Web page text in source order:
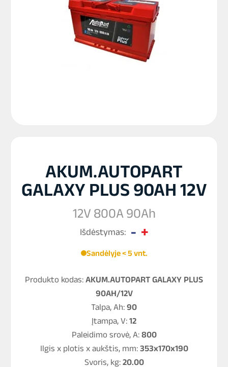
AKUM.AUTOPART
GALAXY PLUS 90AH 12V
12V 800A 90Ah
Išdėstymas:
Sandėlyje < 5 vnt.
Produkto kodas: AKUM.AUTOPART GALAXY PLUS
90AH/12V
Talpa, Ah: 90
Įtampa, V: 12
Paleidimo srovė, A: 800
Ilgis x plotis x aukštis, mm: 353x170x190
Svoris, kg: 20.00